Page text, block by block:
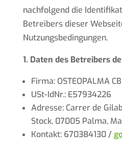
nachfolgend die
Betreibers dieser
Nutzungsbedingungen.
1. Daten des Betreibers
Firma: OSTEOPALMA CB
USt-IdNr.: E57934226
Adresse: Carrer de
Stock, 07005 Palma,
Kontakt: 670384130 /